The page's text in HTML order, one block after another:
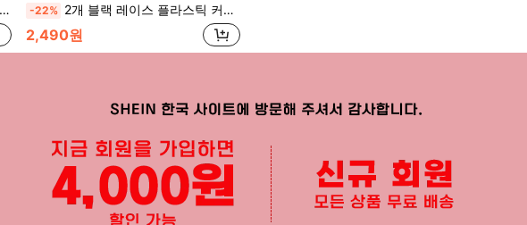
-22% 2개 블랙 레이스 플라스틱 커플 가장 무도회 마스크, 남녀 공용, 가장 무도회, 파티 및 할로윈 행사에 적합
2,490원